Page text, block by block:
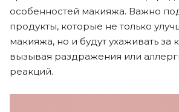
особенностей макияжа. Важно
продукты, которые не только
макияжа, но и будут ухаживать за
вызывая раздражения или
реакций.